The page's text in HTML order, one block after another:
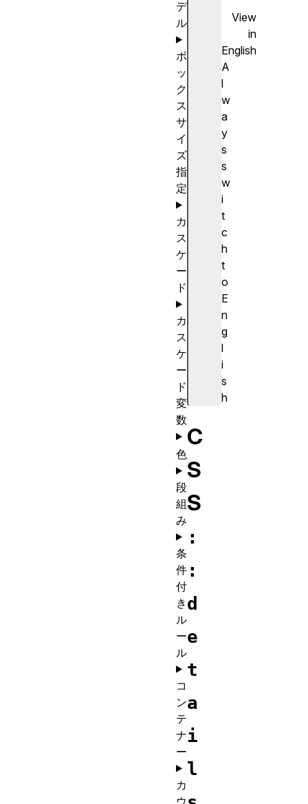
View
in
English
A
l
w
a
y
s
s
w
i
t
c
h
t
o
E
n
g
l
i
s
h
C
S
S
:
:
d
e
t
a
i
l
デ
ル
ボ
ッ
ク
ス
サ
イ
ズ
指
定
カ
ス
ケ
ー
ド
カ
ス
ケ
ー
ド
変
数
色
段
組
み
条
件
付
き
ル
ー
ル
コ
ン
テ
ナ
ー
カ
ウ